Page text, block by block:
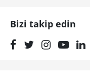
Bizi takip edin